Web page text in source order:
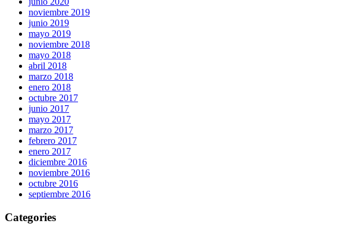
noviembre 2019
junio 2019
mayo 2019
noviembre 2018
mayo 2018
abril 2018
marzo 2018
enero 2018
octubre 2017
junio 2017
mayo 2017
marzo 2017
febrero 2017
enero 2017
diciembre 2016
noviembre 2016
octubre 2016
septiembre 2016
Categories